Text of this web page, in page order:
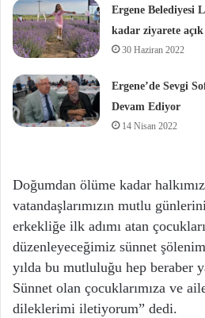
Ergene Belediyesi
kadar ziyarete açık
30 Haziran 2022
Ergene’de Sevgi
Devam Ediyor
14 Nisan 2022
Doğumdan ölüme kadar
vatandaşlarımızın mutlu
erkekliğe ilk adımı atan
düzenleyeceğimiz sünnet
yılda bu mutluluğu hep beraber
Sünnet olan çocuklarımıza ve
dileklerimi iletiyorum” dedi.